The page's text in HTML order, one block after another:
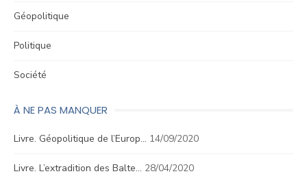
Géopolitique
Politique
Société
À NE PAS MANQUER
Livre. Géopolitique de l’Europ… 14/09/2020
Livre. L’extradition des Balte… 28/04/2020